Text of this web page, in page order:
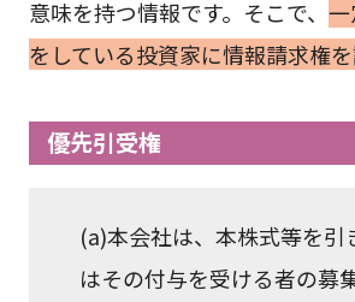
意味を持つ情報です。そこで、
をしている投資家に情報請求権を
優先引受権
(a)本会社は、本株式等を引
はその付与を受ける者の募